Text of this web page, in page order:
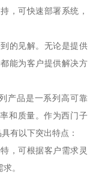
，可快速部署系统，
的见解。无论是提供
能为客户提供解决方
品是一系列高可靠
和质量。作为西门子
有以下突出特点：
，可根据客户需求灵
。